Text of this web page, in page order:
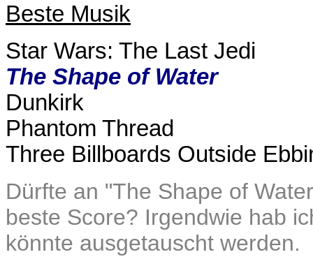
Beste Musik
Star Wars: The Last Jedi
The Shape of Water
Dunkirk
Phantom Thread
Three Billboards Outside
Dürfte an "The Shape of
beste Score? Irgendwie hab
könnte ausgetauscht werden.